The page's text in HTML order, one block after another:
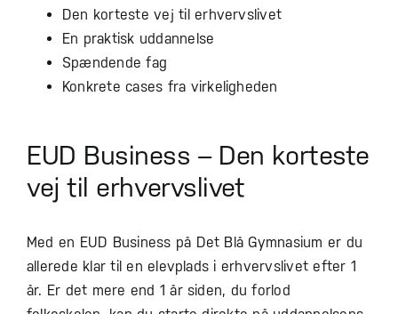
Den korteste vej til erhvervslivet
En praktisk uddannelse
Spændende fag
Konkrete cases fra virkeligheden
EUD Business – Den korteste
vej til erhvervslivet
Med en EUD Business på Det Blå Gymnasium er du
allerede klar til en elevplads i erhvervslivet efter 1
år. Er det mere end 1 år siden, du forlod